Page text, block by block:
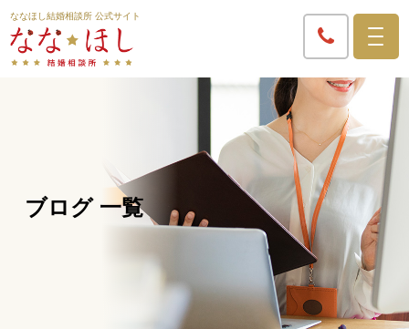
ななほし結婚相談所 公式サイト
ブログ 一覧